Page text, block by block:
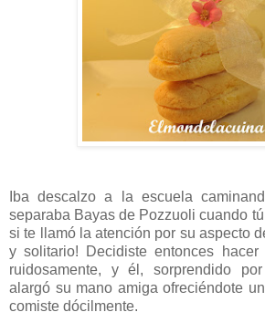
Iba descalzo a la escuela
separaba Bayas de Pozzuoli cuando
si te llamó la atención por su aspecto
y solitario! Decidiste entonces
ruidosamente, y él, sorprendido
alargó su mano amiga ofreciéndote
comiste dócilmente.